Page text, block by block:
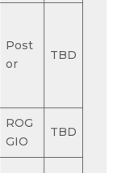
Post
or
TBD
ROG
GIO
TBD